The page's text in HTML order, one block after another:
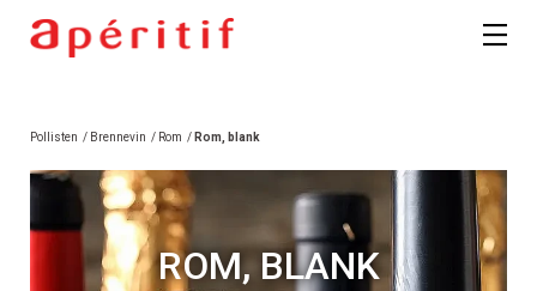
Pollisten / Brennevin / Rom / Rom, blank
ROM, BLANK